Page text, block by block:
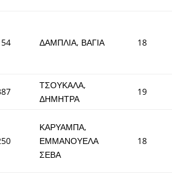
ΔΑΜΠΛΙΑ, ΒΑΓΙΑ 18
ΤΣΟΥΚΑΛΑ,
ΔΗΜΗΤΡΑ
19
ΚΑΡΥΑΜΠΑ,
ΕΜΜΑΝΟΥΕΛΑ
ΣΕΒΑ
18